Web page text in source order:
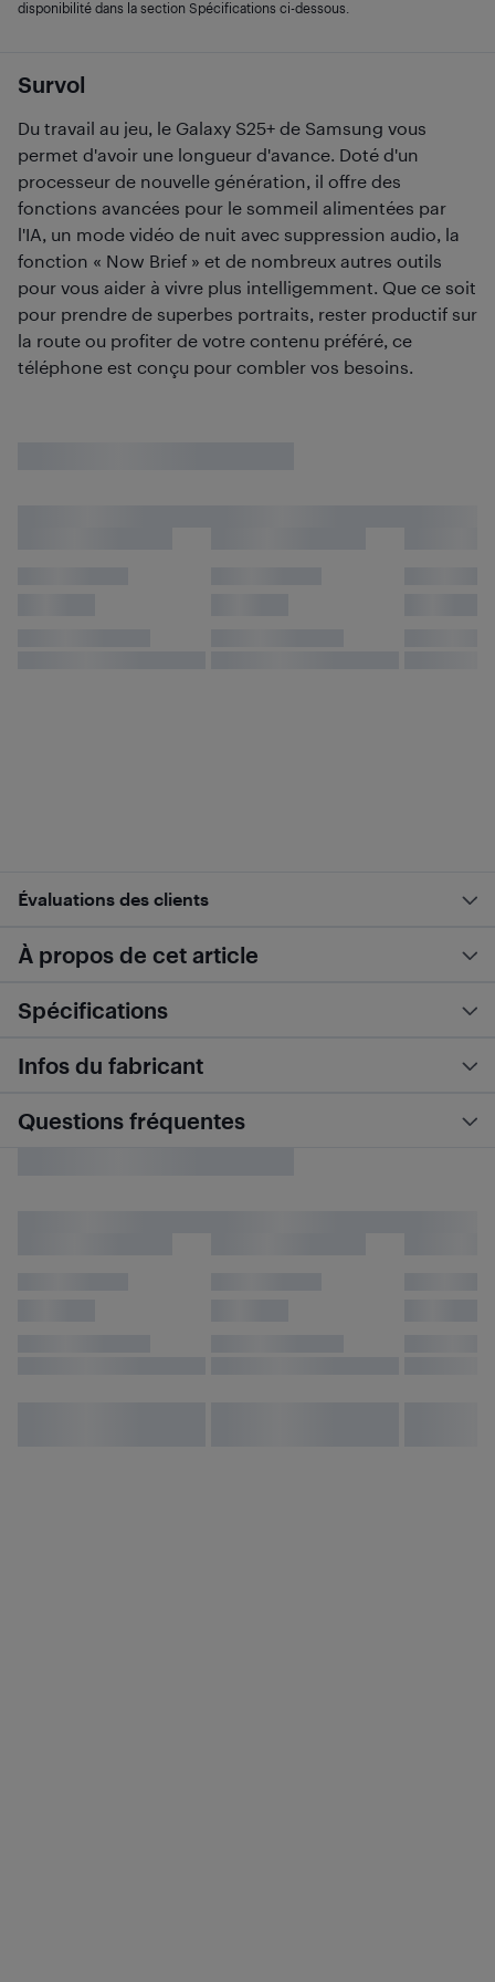
Survol
Du travail au jeu, le Galaxy S25+ de Samsung vous
permet d'avoir une longueur d'avance. Doté d'un
processeur de nouvelle génération, il offre des
fonctions avancées pour le sommeil alimentées par
l'IA, un mode vidéo de nuit avec suppression audio, la
fonction « Now Brief » et de nombreux autres outils
pour vous aider à vivre plus intelligemment. Que ce soit
pour prendre de superbes portraits, rester productif sur
la route ou profiter de votre contenu préféré, ce
téléphone est conçu pour combler vos besoins.
disponibilité dans la section Spécifications ci-dessous.
Évaluations des clients
À propos de cet article
Spécifications
Infos du fabricant
Questions fréquentes